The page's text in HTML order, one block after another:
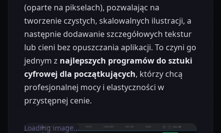
(oparte na pikselach), pozwalając na
tworzenie czystych, skalowalnych ilustracji, a
następnie dodawanie szczegółowych tekstur
lub cieni bez opuszczania aplikacji. To czyni go
jednym z najlepszych programów do sztuki
cyfrowej dla początkujących, którzy chcą
profesjonalnej mocy i elastyczności w
przystępnej cenie.
Loading image...